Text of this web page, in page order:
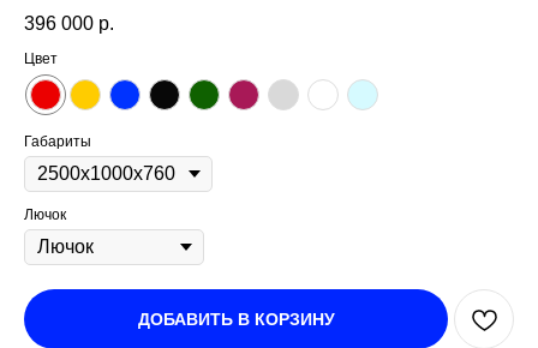
396 000 р.
Цвет
Габариты
Лючок
ДОБАВИТЬ В КОРЗИНУ